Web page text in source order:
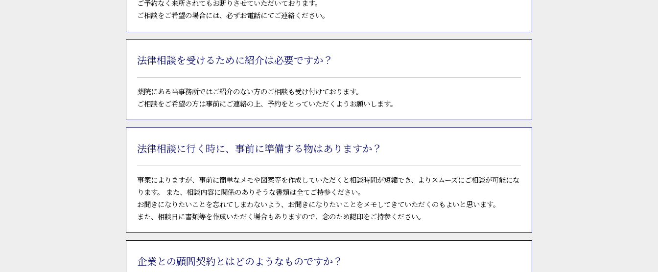
ご予約なく来所されてもお断りさせていただいております。
ご相談をご希望の場合には、必ずお電話にてご連絡ください。
法律相談を受けるために紹介は必要ですか？
薬院にある当事務所ではご紹介のない方のご相談も受け付けております。
ご相談をご希望の方は事前にご連絡の上、予約をとっていただくようお願いします。
法律相談に行く時に、事前に準備する物はありますか？
事案によりますが、事前に簡単なメモや図案等を作成していただくと相談時間が短縮でき、よりスムーズにご相談が可能にな
ります。 また、相談内容に関係のありそうな書類は全てご持参ください。
お聞きになりたいことを忘れてしまわないよう、お聞きになりたいことをメモしてきていただくのもよいと思います。
また、相談日に書類等を作成いただく場合もありますので、念のため認印をご持参ください。
企業との顧問契約とはどのようなものですか？